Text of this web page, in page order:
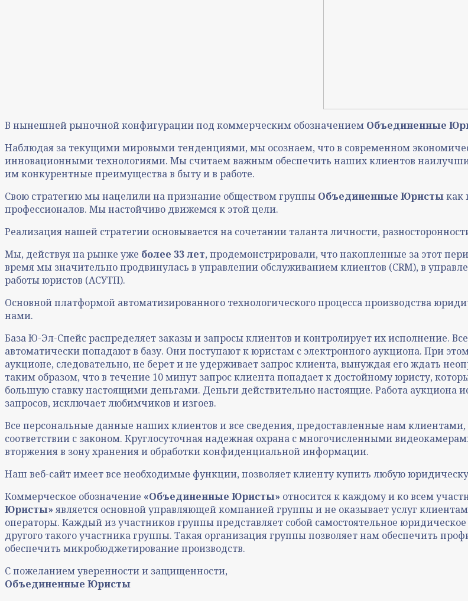
В нынешней рыночной конфигурации под коммерческим обозначением Объединенные
Наблюдая за текущими мировыми тенденциями, мы осознаем, что в современном
инновационными технологиями. Мы считаем важным обеспечить наших клиентов
им конкурентные преимущества в быту и в работе.
Свою стратегию мы нацелили на признание обществом группы Объединенные Юристыкак
профессионалов. Мы настойчиво движемся к этой цели.
Реализация нашей стратегии основывается на сочетании таланта личности,
Мы, действуя на рынке уже более 33 лет, продемонстрировали, что накопленные за этот
время мы значительно продвинулась в управлении обслуживанием клиентов (CRM), в
работы юристов (АСУТП).
Основной платформой автоматизированного технологического процесса производства
нами.
База Ю-Эл-Спейс распределяет заказы и запросы клиентов и контролирует их исполнение.
автоматически попадают в базу. Они поступают к юристам с электронного аукциона. При
аукционе, следовательно, не берет и не удерживает запрос клиента, вынуждая его ждать
таким образом, что в течение 10 минут запрос клиента попадает к достойному юристу,
большую ставку настоящими деньгами. Деньги действительно настоящие. Работа
запросов, исключает любимчиков и изгоев.
Все персональные данные наших клиентов и все сведения, предоставленные нам
соответствии с законом. Круглосуточная надежная охрана с многочисленными
вторжения в зону хранения и обработки конфиденциальной информации.
Наш веб-сайт имеет все необходимые функции, позволяет клиенту купить любую
Коммерческое обозначение «Объединенные Юристы» относится к каждому и ко всем
Юристы» является основной управляющей компанией группы и не оказывает услуг
операторы. Каждый из участников группы представляет собой самостоятельное
другого такого участника группы. Такая организация группы позволяет нам обеспечить
обеспечить микробюджетирование производств.
С пожеланием уверенности и защищенности,
Объединенные Юристы